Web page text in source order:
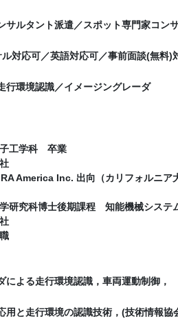
サルタント派遣／スポット専門家コン
対応可／英語対応可／事前面談(無料
行環境認識／イメージングレーダ
工学科 卒業
America Inc. 出向（カリフォルニア
研究科博士後期課程 知能機械システ
による走行環境認識，車両運動制御，
用と走行環境の認識技術，(技術情報